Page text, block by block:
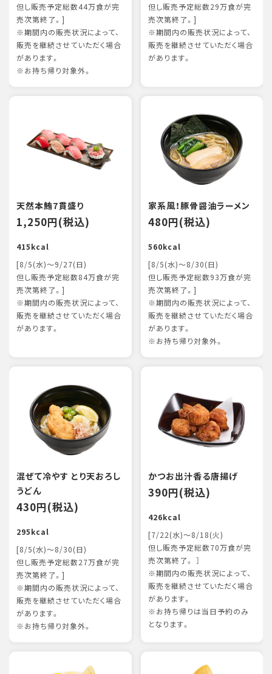
但し販売予定総数44万食が完
売次第終了。]
※期間内の販売状況によって、
販売を継続させていただく場合
があります。
※お持ち帰り対象外。
但し販売予定総数29万食が完
売次第終了。]
※期間内の販売状況によって、
販売を継続させていただく場合
があります。
天然本鮪7貫盛り
1,250円(税込)
415kcal
[8/5(水)～9/27(日)
但し販売予定総数84万食が完
売次第終了。]
※期間内の販売状況によって、
販売を継続させていただく場合
があります。
家系風！豚骨醤油ラーメン
480円(税込)
560kcal
[8/5(水)～8/30(日)
但し販売予定総数93万食が完
売次第終了。]
※期間内の販売状況によって、
販売を継続させていただく場合
があります。
※お持ち帰り対象外。
混ぜて冷やす とり天おろし
うどん
430円(税込)
295kcal
[8/5(水)～8/30(日)
但し販売予定総数27万食が完
売次第終了。]
※期間内の販売状況によって、
販売を継続させていただく場合
があります。
※お持ち帰り対象外。
かつお出汁香る唐揚げ
390円(税込)
426kcal
[7/22(水)～8/18(火)
但し販売予定総数70万食が完
売次第終了。 ］
※期間内の販売状況によって、
販売を継続させていただく場合
があります。
※お持ち帰りは当日予約のみ
となります。